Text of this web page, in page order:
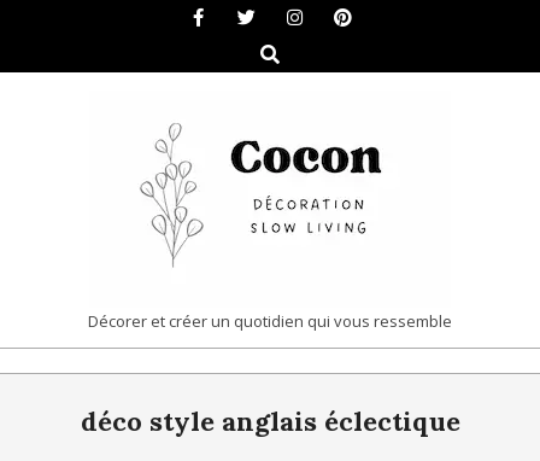
content
Search
COCON
|
DÉCORATION
Décorer et créer un quotidien qui vous ressemble
Navigationdéco style anglais éclectique